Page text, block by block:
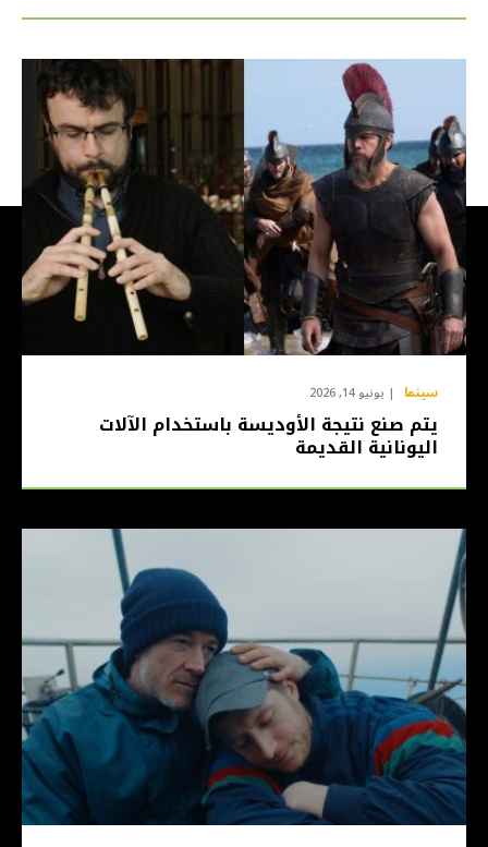
سينما يونيو 14, 2026
يتم صنع نتيجة الأوديسة باستخدام الآلات
اليونانية القديمة